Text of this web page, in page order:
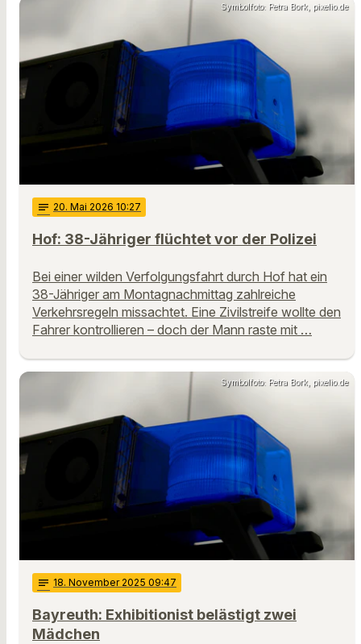
Symbolfoto: Petra Bork, pixelio.de
notes 20. Mai 2026 10:27
Hof: 38-Jähriger flüchtet vor der Polizei
Bei einer wilden Verfolgungsfahrt durch Hof hat ein
38-Jähriger am Montagnachmittag zahlreiche
Verkehrsregeln missachtet. Eine Zivilstreife wollte den
Fahrer kontrollieren – doch der Mann raste mit …
Symbolfoto: Petra Bork, pixelio.de
notes 18. November 2025 09:47
Bayreuth: Exhibitionist belästigt zwei
Mädchen